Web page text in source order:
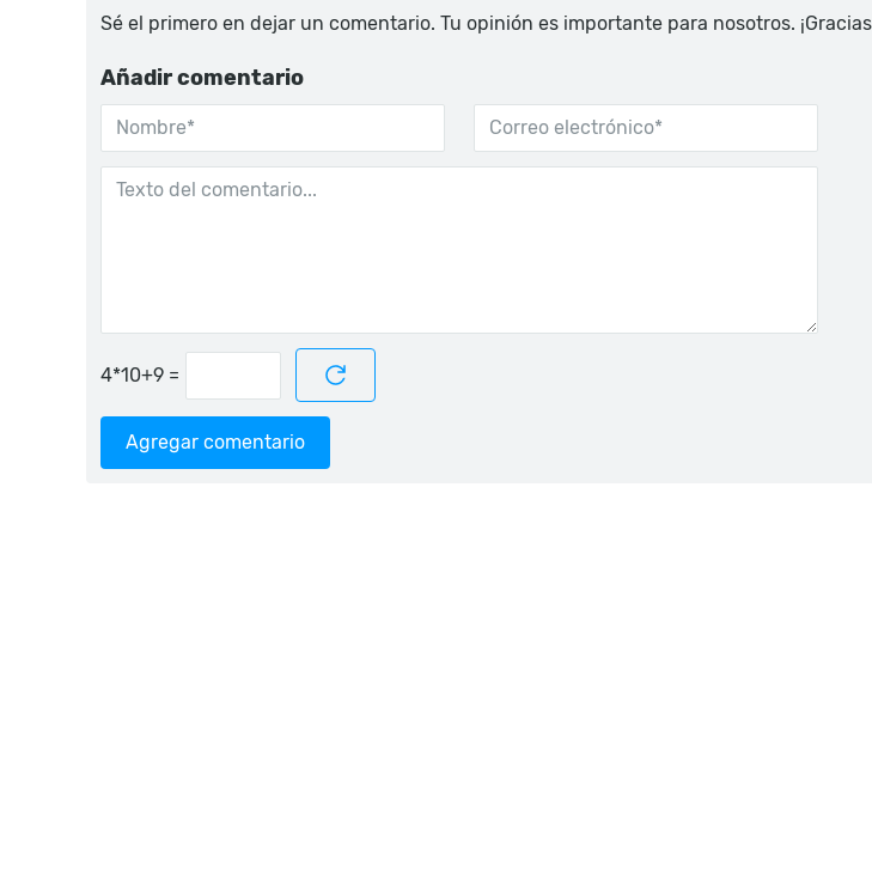
Sé el primero en dejar un comentario. Tu opinión es importante para nosotros.
Añadir comentario
=
Agregar comentario